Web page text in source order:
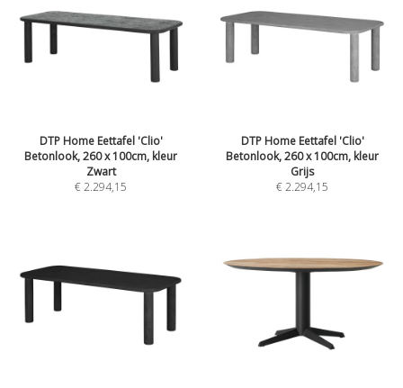
DTP Home Eettafel 'Clio'
Betonlook, 260 x 100cm, kleur
Zwart
€ 2.294,15
DTP Home Eettafel 'Clio'
Betonlook, 260 x 100cm, kleur
Grijs
€ 2.294,15